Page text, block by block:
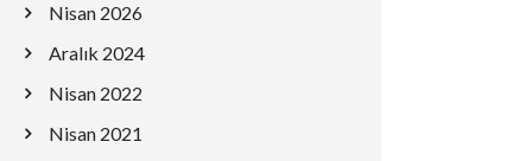
Nisan 2026
Aralık 2024
Nisan 2022
Nisan 2021